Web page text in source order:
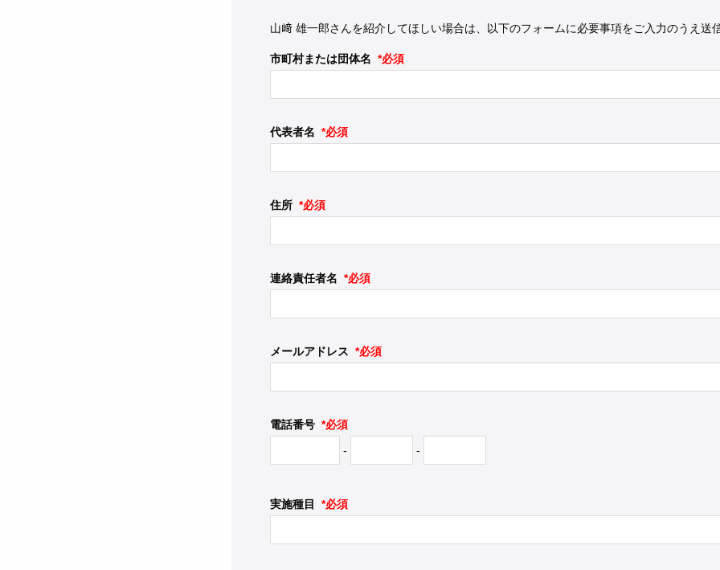
山﨑 雄一郎さんを紹介してほしい場合は、以下のフォームに必要事項をご入力のうえ送
市町村または団体名 *必須
代表者名 *必須
住所 *必須
連絡責任者名 *必須
メールアドレス *必須
電話番号 *必須
-
-
実施種目 *必須